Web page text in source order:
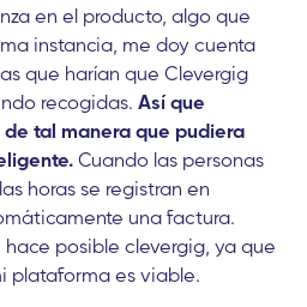
en el producto, algo que
instancia, me doy cuenta
que harían que Clevergig
recogidas.Así que
tal manera que pudiera
Cuando las personas
horas se registran en
una factura.
hace posible clevergig, ya que
plataforma es viable.